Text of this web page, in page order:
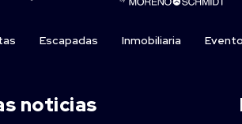
Escapadas Inmobiliaria
noticias